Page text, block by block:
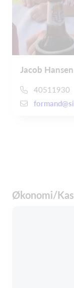
Jacob Hansen
40511930
Økonomi/